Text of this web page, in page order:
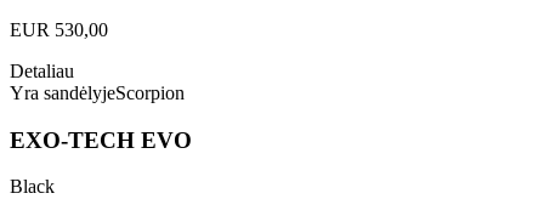
EUR 530,00
Detaliau
Yra sandėlyjeScorpion
EXO-TECH EVO
Black